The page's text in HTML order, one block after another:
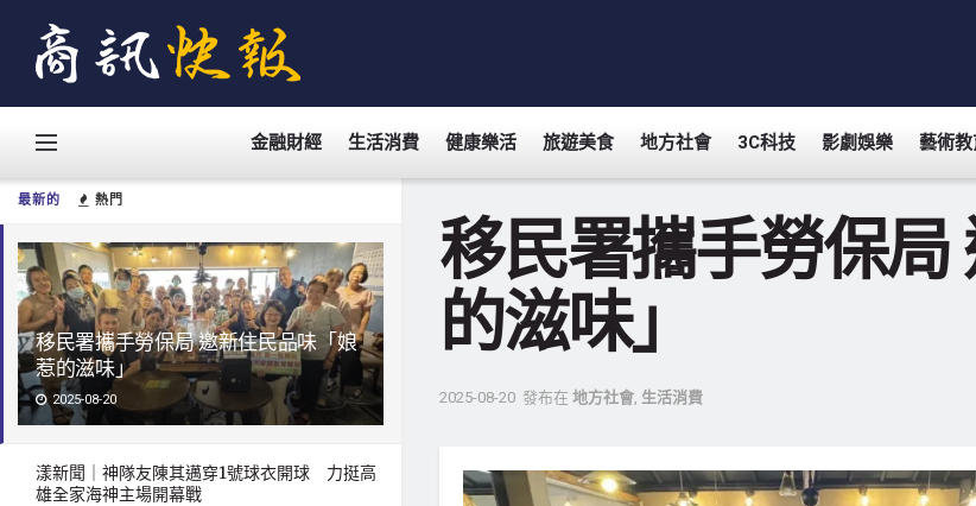
最新的 熱門
移民署攜手勞保局 邀新住民品味「娘
惹的滋味」
2025-08-20
漾新聞｜神隊友陳其邁穿1號球衣開球 力挺高
雄全家海神主場開幕戰
金融財經 生活消費 健康樂活 旅遊美食 地方社會 3C科技 影劇娛樂 藝術
移民署攜手勞保
的滋味」
2025-08-20 發布在 地方社會, 生活消費